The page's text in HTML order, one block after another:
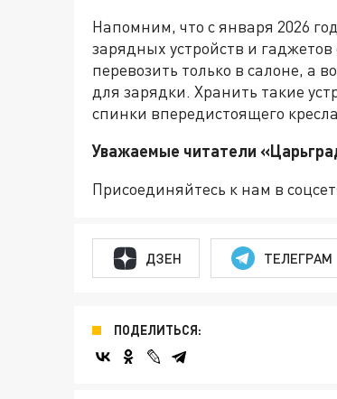
Напомним, что с января 2026
зарядных устройств и
перевозить только в салоне, а
для зарядки. Хранить такие
спинки впередистоящего
Уважаемые читатели
Присоединяйтесь к нам в
ДЗЕН ТЕЛЕГРАМ
ПОДЕЛИТЬСЯ: